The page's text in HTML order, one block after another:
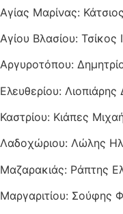
Αγίας Μαρίνας:
Αγίου Βλασίου:
Αργυροτόπου:
Ελευθερίου:
Καστρίου: Κιάπες
Λαδοχώριου: Λώλης
Μαζαρακιάς: Ράπτης
Μαργαριτίου: Σούφης